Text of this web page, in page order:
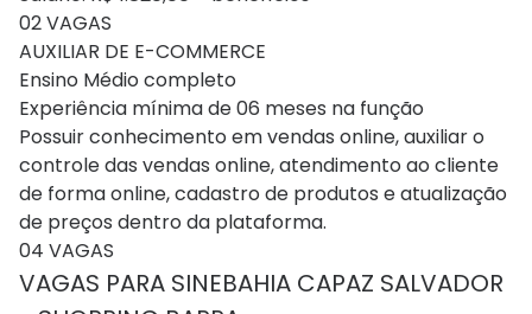
02 VAGAS
AUXILIAR DE E-COMMERCE
Ensino Médio completo
Experiência mínima de 06 meses na função
Possuir conhecimento em vendas online, auxiliar o
controle das vendas online, atendimento ao cliente
de forma online, cadastro de produtos e atualização
de preços dentro da plataforma.
04 VAGAS
VAGAS PARA SINEBAHIA CAPAZ SALVADOR